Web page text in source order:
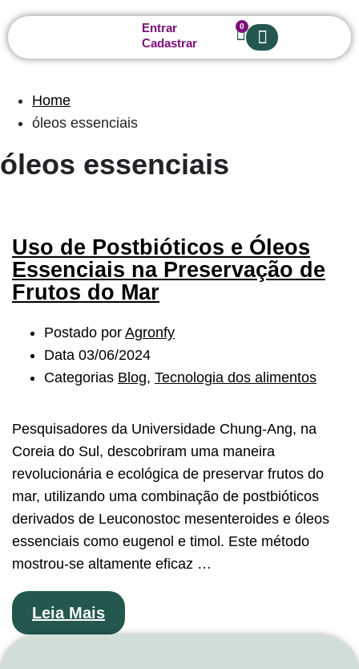
Entrar
Cadastrar
0
Home
óleos essenciais
óleos essenciais
Uso de Postbióticos e Óleos
Essenciais na Preservação de
Frutos do Mar
Postado por Agronfy
Data 03/06/2024
Categorias Blog, Tecnologia dos alimentos
Pesquisadores da Universidade Chung-Ang, na
Coreia do Sul, descobriram uma maneira
revolucionária e ecológica de preservar frutos do
mar, utilizando uma combinação de postbióticos
derivados de Leuconostoc mesenteroides e óleos
essenciais como eugenol e timol. Este método
mostrou-se altamente eficaz …
Leia Mais